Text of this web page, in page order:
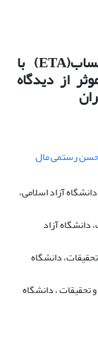
امکانسنجی کارآفرینی از طریق اکتساب(ETA) با
از دیدگاه
رستمی مال
آزاد اسلامی،
دانشگاه آزاد
دانشگاه
، دانشگاه